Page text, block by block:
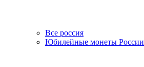
Все россия
Юбилейные монеты России